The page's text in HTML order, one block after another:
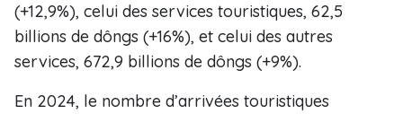
(+12,9%), celui des services touristiques, 62,5
billions de dôngs (+16%), et celui des autres
services, 672,9 billions de dôngs (+9%).
En 2024, le nombre d’arrivées touristiques